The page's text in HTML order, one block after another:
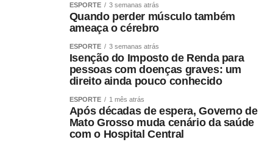
Durante o plantão não serão apreciados pedidos de
levantamento de importância em dinheiro ou valores nem
liberação de bens apreendidos.
As demais ações, distribuídas durante o horário de
regular distribuição, e as eventuais ações físicas deverão
obedecer às orientações dos Diretores de Foro de cada
ESPORTE 3 semanas atrás
Quando perder músculo também
ameaça o cérebro
ESPORTE 3 semanas atrás
Isenção do Imposto de Renda para
pessoas com doenças graves: um
direito ainda pouco conhecido
ESPORTE 1 mês atrás
Após décadas de espera, Governo de
Mato Grosso muda cenário da saúde
com o Hospital Central